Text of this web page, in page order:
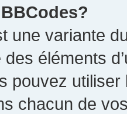
une variante
éléments
pouvez
chacun de